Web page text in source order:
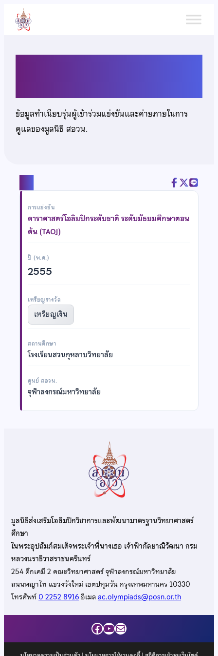
เนื้อหา
ข้อมูลทำเนียบรุ่นผู้เข้าร่วมแข่งขันและค่ายภายในการ
ดูแลของมูลนิธิ สอวน.
การแข่งขัน
ดาราศาสตร์โอลิมปิกระดับชาติ ระดับมัธยมศึกษาตอน
ต้น (TAOJ)
ปี (พ.ศ.)
2555
เหรียญรางวัล
เหรียญเงิน
สถานศึกษา
โรงเรียนสวนกุหลาบวิทยาลัย
ศูนย์ สอวน.
จุฬาลงกรณ์มหาวิทยาลัย
มูลนิธิส่งเสริมโอลิมปิกวิชาการและพัฒนามาตรฐานวิทยาศาสตร์
ศึกษา
ในพระอุปถัมภ์สมเด็จพระเจ้าพี่นางเธอ เจ้าฟ้ากัลยาณิวัฒนา กรม
หลวงนราธิวาสราชนครินทร์
254 ตึกเคมี 2 คณะวิทยาศาสตร์ จุฬาลงกรณ์มหาวิทยาลัย
ถนนพญาไท แขวงวังใหม่ เขตปทุมวัน กรุงเทพมหานคร 10330
โทรศัพท์0 2252 8916อีเมลac.olympiads@posn.or.th
Facebook
YouTube
Mail